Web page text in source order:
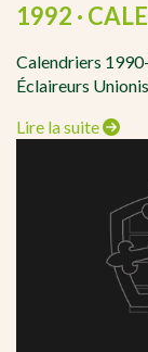
1992 ·
Calendriers
Éclaireurs
Lire la suite